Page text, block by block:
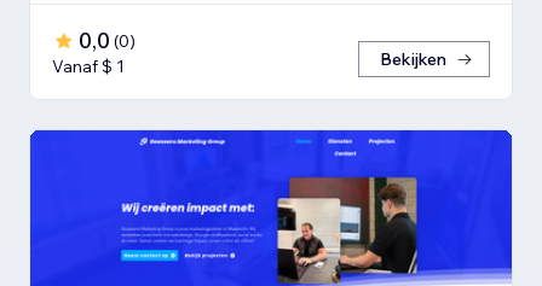
0,0 (0)
Vanaf $ 1
Bekijken